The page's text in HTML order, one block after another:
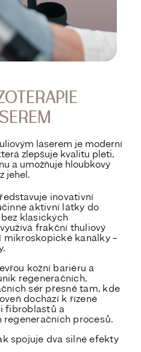
laserem je moderní
zlepšuje kvalitu pleti,
a umožňuje hloubkový
jehel.
inovativní
aktivní látky do
bez klasických
frakční thuliový
mikroskopické kanálky –
kožní bariéru a
regeneračních,
sér přesně tam, kde
dochází k řízené
fibroblastů a
regeneračních procesů.
spojuje dva silné efekty